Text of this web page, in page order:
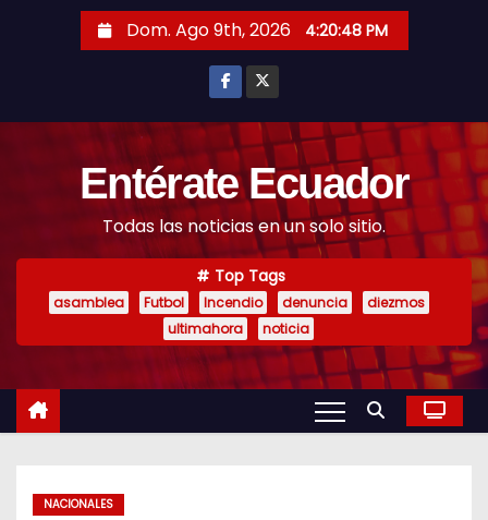
Dom. Ago 9th, 2026 4:20:49 PM
Entérate Ecuador
Todas las noticias en un solo sitio.
Top Tags
asamblea Futbol Incendio denuncia
diezmos
ultimahora
noticia
NACIONALES